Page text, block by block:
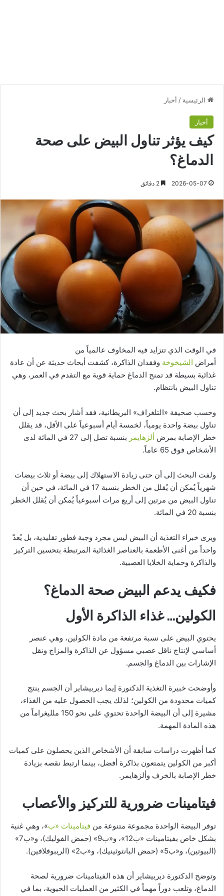
الرئيسية / أخبار
أخبار
كيف يؤثر تناول البيض على صحة
الدماغ؟
2026-05-07
في الوقت الذي تتزايد فيه المخاوف عالمياً من
أمراض الشيخوخة وفقدان الذاكرة، كشفت أبحاث حديثة عن أن عادة
غذائية بسيطة قد تمنح الدماغ حماية قوية مع التقدم في العمر، وهي
تناول البيض بانتظام.
وحسب صحيفة «التلغراف» البريطانية، فقد أشار بحث جديد إلى أن
تناول بيضة واحدة يومياً، لخمسة أيام أسبوعياً على الأقل، قد يقلل
خطر الإصابة بمرض ألزهايمر
بنسبة تصل إلى 27 في المائة لدى
الأشخاص فوق 65 عاماً.
ولفت البحث إلى أن حتى زيادة الاستهلاك إلى بيضة أو ثلاث بيضات
شهرياً يُمكن أن يُقلل من الخطر بنسبة 17 في المائة، في حين أن
تناول البيض من مرتين إلى أربع مرات أسبوعياً يُمكن أن يُقلل الخطر
بنسبة 20 في المائة.
ويرى خبراء التغذية أن البيض ليس مجرد وجبة فطور تقليدية، بل يُعدّ
واحداً من أغنى الأطعمة بالعناصر الغذائية المرتبطة بتحسين التركيز
والذاكرة وحماية الخلايا العصبية.
فكيف يدعم البيض صحة الدماغ؟
الكولين… غذاء الذاكرة الأول
يحتوي البيض على نسبة مرتفعة من مادة الكولين، وهي عنصر
أساسي لإنتاج ناقل عصبي مسؤول عن الذاكرة والمزاج ونقل
الإشارات بين الدماغ والجسم.
وأوضحت خبيرة التغذية الدكتورة إيما ديربيشاير أن الجسم ينتج
كميات محدودة من الكولين؛ لذلك يجب الحصول عليه من الغذاء،
مشيرة إلى أن البيضة الواحدة تحتوي على نحو 150 ملليغراماً من
هذه المادة المهمة.
كما أظهرت دراسات سابقة أن الأشخاص الذين يحصلون على كميات
أكبر من الكولين يتمتعون بذاكرة أفضل، بينما ارتبط نقصه بزيادة
خطر الإصابة بالخرف وألزهايمر.
فيتامينات ضرورية للتركيز والأعصاب
توفر البيضة الواحدة مجموعة متنوعة من فيتامينات «ب»، وهي غنية
بشكل خاص بفيتامينات «ب12»، و«ب9» (حمض الفوليك)، و«ب7»
(البيوتين)، و«ب5» (حمض البانتوثينيك)، و«ب2» (الريبوفلافين).
وتوضح الدكتورة ديربيشاير أن هذه الفيتامينات ضرورية لصحة
الدماغ، وتلعب دوراً مهماً في الكثير من العمليات الحيوية، بما في